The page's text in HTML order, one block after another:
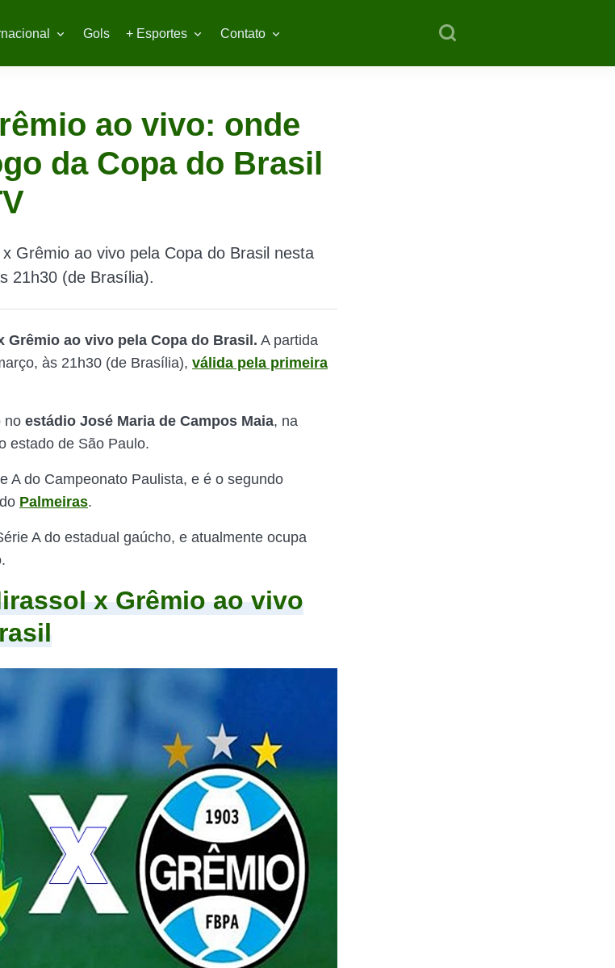
Gols + Esportes Contato
ao vivo: onde
da Copa do Brasil
Grêmio ao vivo pela Copa do Brasil nesta
21h30 (de Brasília).
Grêmio ao vivo pela Copa do Brasil. A partida
às 21h30 (de Brasília), válida pela primeira
no estádio José Maria de Campos Maia, na
estado de São Paulo.
A do Campeonato Paulista, e é o segundo
Palmeiras.
A do estadual gaúcho, e atualmente ocupa
x Grêmio ao vivo